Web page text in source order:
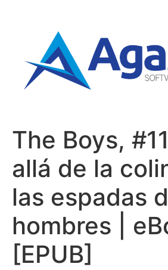
The Boys,
allá de la
las espadas
hombres |
[EPUB]